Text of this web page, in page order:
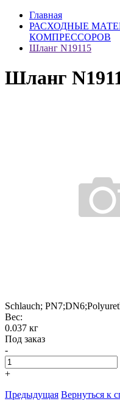
Главная
РАСХОДНЫЕ
КОМПРЕССОРОВ
Шланг N19115
Шланг
Schlauch;
Вес:
0.037 кг
Под заказ
-
+
Предыдущая Вернуться к